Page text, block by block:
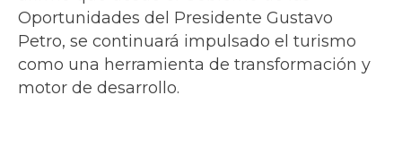
Oportunidades del Presidente Gustavo
Petro, se continuará impulsado el turismo
como una herramienta de transformación y
motor de desarrollo.